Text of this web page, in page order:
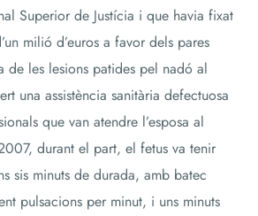
Superior de Justícia i que havia fixat
milió d’euros a favor dels pares
de les lesions patides pel nadó al
una assistència sanitària defectuosa
que van atendre l’esposa al
durant el part, el fetus va tenir
sis minuts de durada, amb batec
pulsacions per minut, i uns minuts